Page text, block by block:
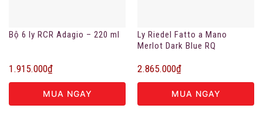
Bộ 6 ly RCR Adagio – 220 ml
1.915.000₫
MUA NGAY
Ly Riedel Fatto a Mano
Merlot Dark Blue RQ
2.865.000₫
MUA NGAY